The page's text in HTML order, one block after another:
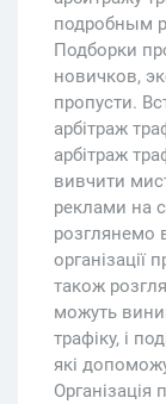
подробным
Подборки
новичков,
пропусти.
арбітраж
арбітраж
вивчити
реклами на
розглянемо
організації
також
можуть
трафіку, і
які
Організація